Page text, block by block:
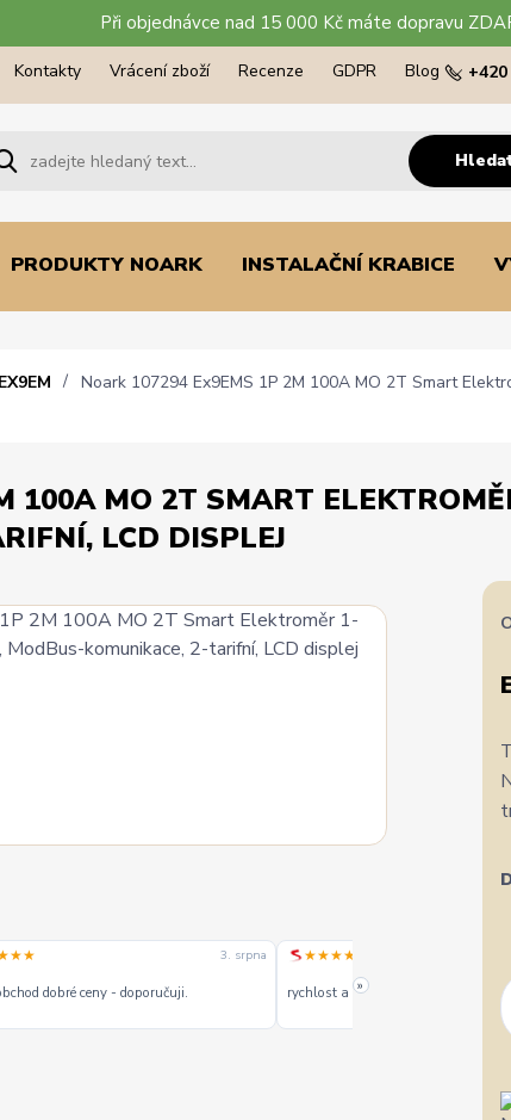
Při objednávce nad 15 000 Kč máte dopravu
Kontakty Vrácení zboží Recenze GDPR Blog
PRODUKTY NOARK INSTALAČNÍ KRABICE
Noark 107294 Ex9EMS 1P 2M 100A MO 2T Smart
100A MO 2T SMART
LCD DISPLEJ
3. srpna
dobré ceny - doporučuji.
★★★★★
rychlost a kvalitu objednavky
»